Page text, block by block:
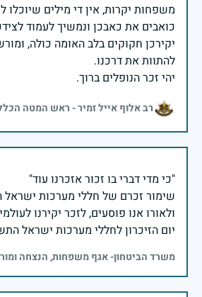
משפחות יקרות, אין די מילים
כואבים את כאבכן ונמשיך לעמוד
יקירכן חקוקים בלב האומה כולה,
יהי זכר הנופלים ברוך.
רב אלוף אייל זמיר - ראש המטה
שימור זכרם של חללי מערכות ישראל
יום הזיכרון לחללי מערכות ישראל
משרד הביטחון- אגף משפחות, הנצחה